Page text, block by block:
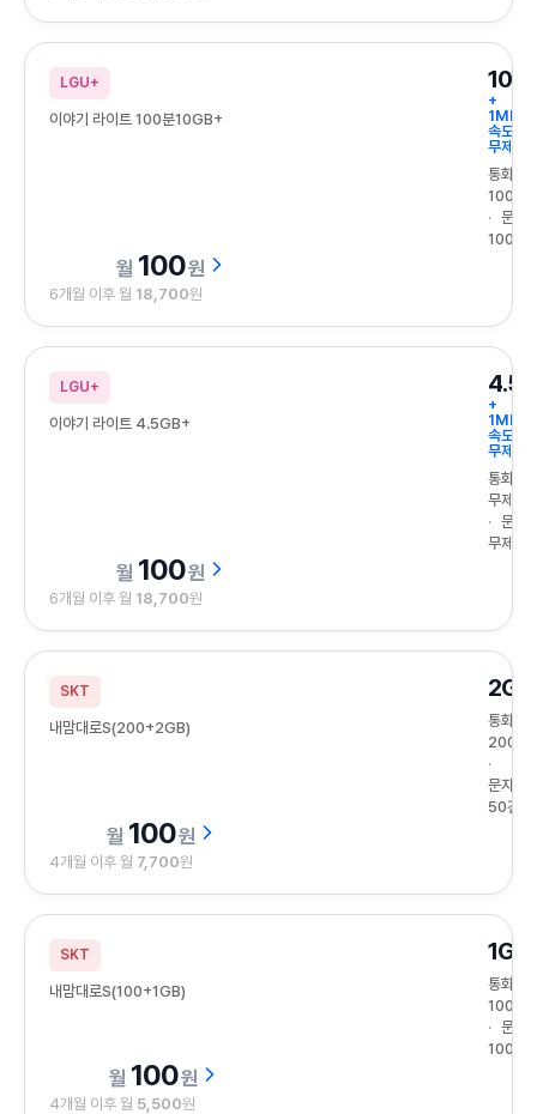
LGU+
이야기 라이트 100분10GB+
+
1Mbps
속도
무제한
통화
100분
문자
100건
100원
6개월 이후 월 18,700원
LGU+
이야기 라이트 4.5GB+
+
1Mbps
속도
무제한
통화
무제한
문자
무제한
100원
6개월 이후 월 18,700원
SKT
내맘대로S(200+2GB)
2GB
통화
200분
문자
50건
100원
4개월 이후 월 7,700원
SKT
내맘대로S(100+1GB)
1GB
통화
100분
문자
100건
100원
4개월 이후 월 5,500원